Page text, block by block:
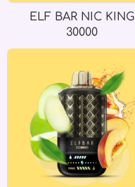
ELF BAR NIC KING
30000